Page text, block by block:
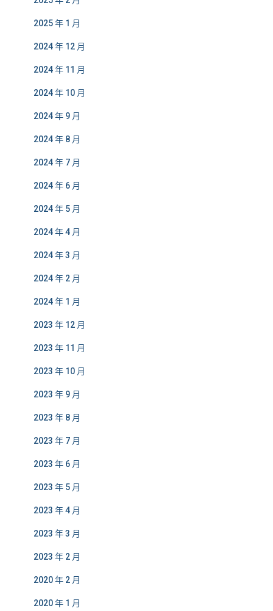
2025 年 1 月
2024 年 12 月
2024 年 11 月
2024 年 10 月
2024 年 9 月
2024 年 8 月
2024 年 7 月
2024 年 6 月
2024 年 5 月
2024 年 4 月
2024 年 3 月
2024 年 2 月
2024 年 1 月
2023 年 12 月
2023 年 11 月
2023 年 10 月
2023 年 9 月
2023 年 8 月
2023 年 7 月
2023 年 6 月
2023 年 5 月
2023 年 4 月
2023 年 3 月
2023 年 2 月
2020 年 2 月
2020 年 1 月